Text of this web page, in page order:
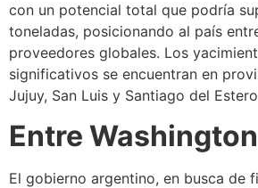
con un potencial total que podría
toneladas, posicionando al país
proveedores globales. Los
significativos se encuentran en
Jujuy, San Luis y Santiago del
Entre
El gobierno argentino, en busca de